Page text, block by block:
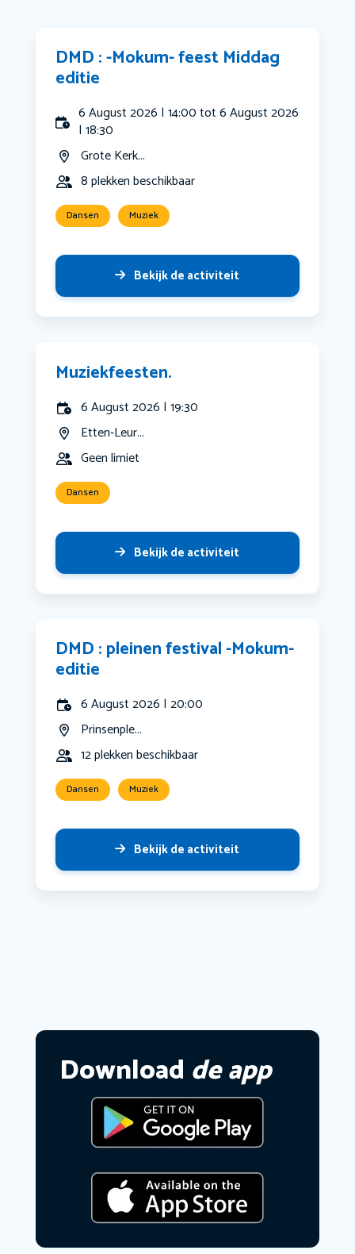
DMD : -Mokum- feest Middag
editie
6 August 2026 | 14:00 tot 6 August 2026
| 18:30
Grote Kerk...
8 plekken beschikbaar
Dansen Muziek
Bekijk de activiteit
Muziekfeesten.
6 August 2026 | 19:30
Etten-Leur...
Geen limiet
Dansen
Bekijk de activiteit
DMD : pleinen festival -Mokum-
editie
6 August 2026 | 20:00
Prinsenple...
12 plekken beschikbaar
Dansen Muziek
Bekijk de activiteit
Download de app